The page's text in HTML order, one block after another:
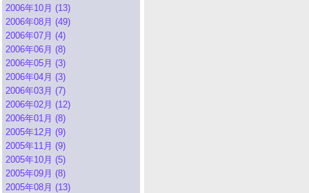
2006年10月 (13)
2006年08月 (49)
2006年07月 (4)
2006年06月 (8)
2006年05月 (3)
2006年04月 (3)
2006年03月 (7)
2006年02月 (12)
2006年01月 (8)
2005年12月 (9)
2005年11月 (9)
2005年10月 (5)
2005年09月 (8)
2005年08月 (13)